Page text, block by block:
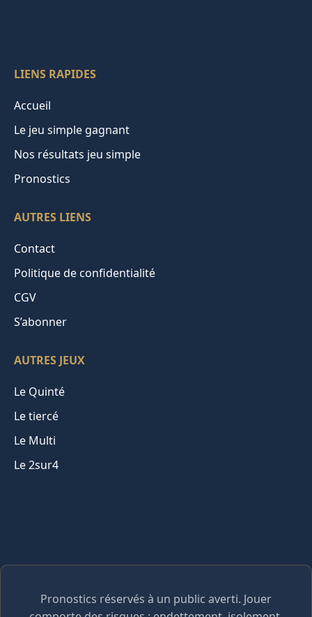
LIENS RAPIDES
Accueil
Le jeu simple gagnant
Nos résultats jeu simple
Pronostics
AUTRES LIENS
Contact
Politique de confidentialité
CGV
S’abonner
AUTRES JEUX
Le Quinté
Le tiercé
Le Multi
Le 2sur4
Pronostics réservés à un public averti. Jouer